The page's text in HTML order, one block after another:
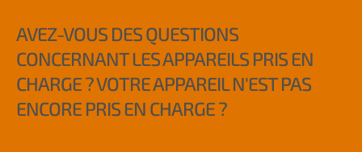
AVEZ-VOUS DES QUESTIONS
CONCERNANT LES APPAREILS PRIS EN
CHARGE ? VOTRE APPAREIL N'EST PAS
ENCORE PRIS EN CHARGE ?